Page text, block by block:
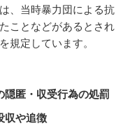
、当時暴力団による抗
ことなどがあるとされ
規定しています。
匿・収受行為の処罰
収や追徴